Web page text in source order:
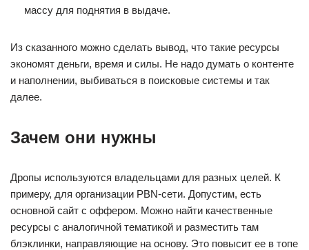
массу для поднятия в выдаче.
Из сказанного можно сделать вывод, что такие ресурсы
экономят деньги, время и силы. Не надо думать о контенте
и наполнении, выбиваться в поисковые системы и так
далее.
Зачем они нужны
Дропы используются владельцами для разных целей. К
примеру, для организации PBN-сети. Допустим, есть
основной сайт с оффером. Можно найти качественные
ресурсы с аналогичной тематикой и разместить там
блэклинки, направляющие на основу. Это повысит ее в топе